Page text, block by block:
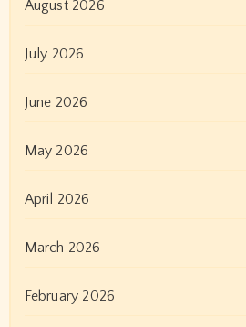
August 2026
July 2026
June 2026
May 2026
April 2026
March 2026
February 2026